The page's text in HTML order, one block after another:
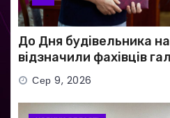
До Дня будівельника
відзначили фахівців
Сер 9, 2026